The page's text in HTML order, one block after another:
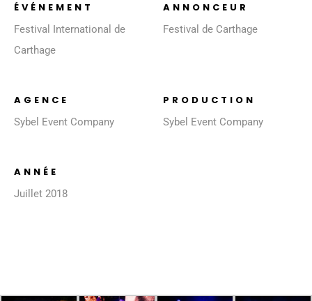
ÉVÉNEMENT
Festival International de
Carthage
ANNONCEUR
Festival de Carthage
AGENCE
Sybel Event Company
PRODUCTION
Sybel Event Company
ANNÉE
Juillet 2018